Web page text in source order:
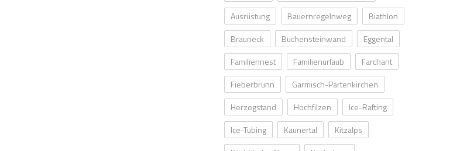
Ausrüstung
Bauernregelnweg
Biathlon
Brauneck
Buchensteinwand
Eggental
Familiennest
Familienurlaub
Farchant
Fieberbrunn
Garmisch-Partenkirchen
Herzogstand
Hochfilzen
Ice-Rafting
Ice-Tubing
Kaunertal
Kitzalps